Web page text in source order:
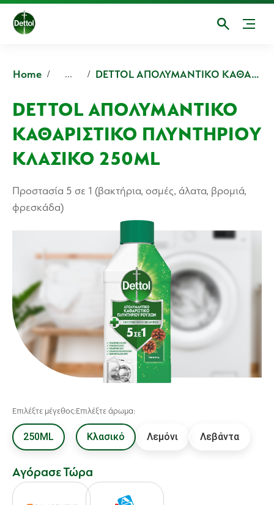
Home ... DETTOL ΑΠΟΛΥΜΑΝΤΙΚΟ ΚΑΘΑΡΙΣΤΙΚΟ ΠΛΥΝΤΗΡΙΟΥ ΚΛΑΣΙΚΟ ΜΕ ΑΡΩΜΑ ΛΑΪΜ
DETTOL ΑΠΟΛΥΜΑΝΤΙΚΟ
ΚΑΘΑΡΙΣΤΙΚΟ ΠΛΥΝΤΗΡΙΟΥ
ΚΛΑΣΙΚΟ 250ML
Προστασία 5 σε 1 (βακτήρια, οσμές, άλατα, βρoμιά,
φρεσκάδα)
Επιλέξτε μέγεθος:
250ML
Επιλέξτε άρωμα:
Κλασικό Λεμόνι Λεβάντα
Αγόρασε Τώρα